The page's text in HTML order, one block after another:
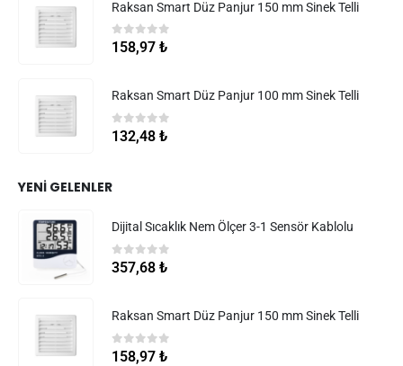
Raksan Smart Düz Panjur 150 mm Sinek Telli
0 5 üzerinden
158,97 ₺
Raksan Smart Düz Panjur 100 mm Sinek Telli
05 üzerinden
132,48 ₺
YENI GELENLER
Dijital Sıcaklık Nem Ölçer 3-1 Sensör Kablolu
05 üzerinden
357,68 ₺
Raksan Smart Düz Panjur 150 mm Sinek Telli
0 5 üzerinden
158,97 ₺